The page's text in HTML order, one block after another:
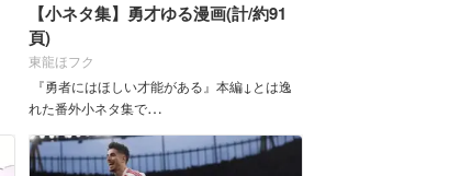
【小ネタ集】勇才ゆる漫画(計/約91
頁)
東龍ほフク
『勇者にはほしい才能がある』本編↓とは逸
れた番外小ネタ集で
29e68?mysel...